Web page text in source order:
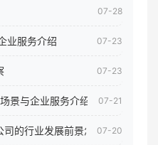
07-28
业服务介绍 07-23
07-23
景与企业服务介绍 07-21
司的行业发展前景怎样07-20